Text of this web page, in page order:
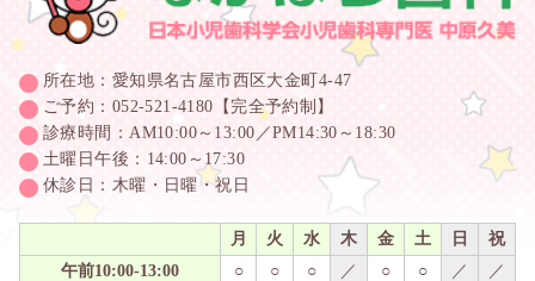
所在地：愛知県名古屋市西区大金町4-47
ご予約：052-521-4180【完全予約制】
診療時間：AM10:00～13:00／PM14:30～18:30
土曜日午後：14:00～17:30
休診日：木曜・日曜・祝日
月 火 水 木 金 土 日
祝
午前10:00-13:00
○ ○ ○ ／ ○ ○ ／
／